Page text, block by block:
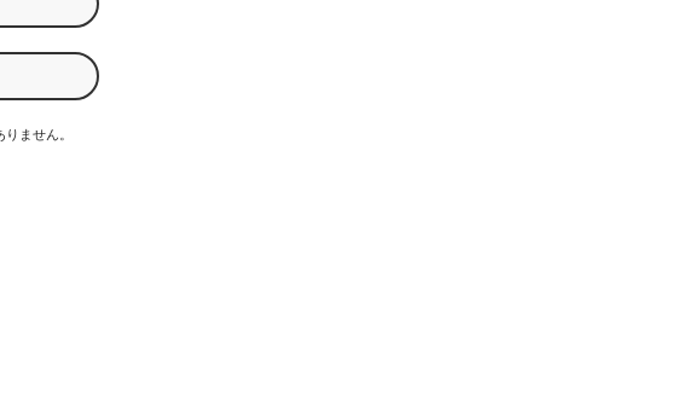
ません。